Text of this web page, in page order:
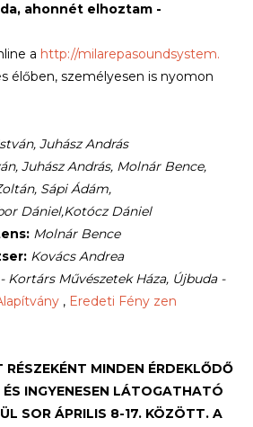
ahonnét elhoztam -
a http://milarepasoundsystem.
élőben, személyesen is nyomon
Juhász András
Juhász András, Molnár Bence,
Sápi Ádám,
Dániel,Kotócz Dániel
Molnár Bence
Kovács Andrea
Kortárs Művészetek Háza, Újbuda -
, Eredeti Fény zen
MINDEN ÉRDEKLŐDŐ
INGYENESEN LÁTOGATHATÓ
SOR ÁPRILIS 8-17. KÖZÖTT. A